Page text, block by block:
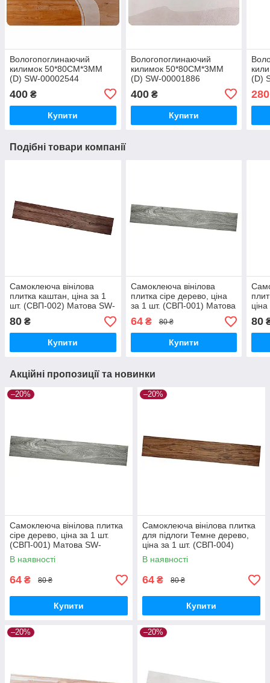
Вологопоглинаючий
килимок 50*80CM*3MM
(D) SW-00002544
400 ₴
Купити
Вологопоглинаючий
килимок 50*80CM*3MM
(D) SW-00001886
400₴
Купити
(D)
280
Подібні товари компанії
Самоклеюча вінілова
плитка каштан, ціна за 1
шт. (СВП-002) Матова SW-
00000282
80 ₴
Купити
Самоклеюча вінілова
плитка сіре дерево, ціна
за 1 шт. (СВП-001) Матова
SW-00000283
64₴ 80 ₴
Купити
80
Акційні пропозиції та новинки
–20%
Самоклеюча вінілова плитка
сіре дерево, ціна за 1 шт.
(СВП-001) Матова SW-
00000283
В наявності
64 ₴ 80 ₴
Купити
–20%
Самоклеюча вінілова плитка
для підлоги Темне дерево,
ціна за 1 шт. (СВП-004)
Матова SW-00000222
В наявності
64 ₴ 80 ₴
Купити
–20% –20%